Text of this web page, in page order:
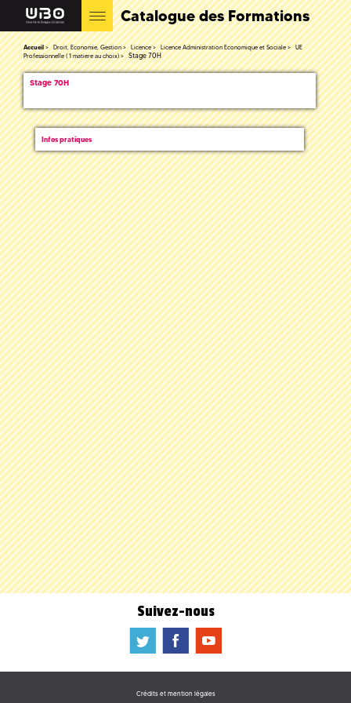
Catalogue des Formations
Accueil Droit, Economie, Gestion Licence Licence Administration Economique et Sociale
UE
Professionnelle ( 1 matiere au choix)
Stage 70H
Stage 70H
Infos pratiques
Suivez-nous
a b f
Crédits et mention légales